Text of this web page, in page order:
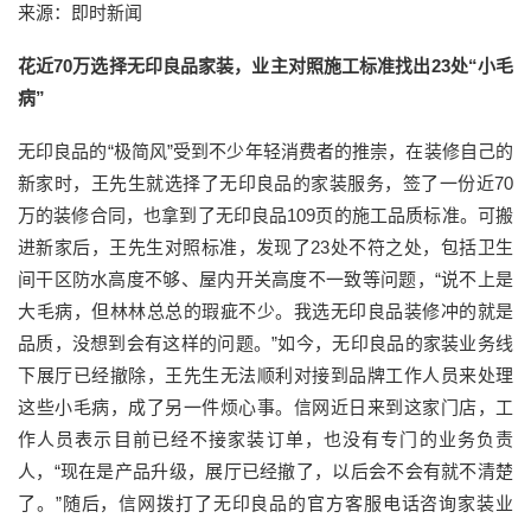
来源：即时新闻
花近70万选择无印良品家装，业主对照施工标准找出23处“小毛
病”
无印良品的“极简风”受到不少年轻消费者的推崇，在装修自己的
新家时，王先生就选择了无印良品的家装服务，签了一份近70
万的装修合同，也拿到了无印良品109页的施工品质标准。可搬
进新家后，王先生对照标准，发现了23处不符之处，包括卫生
间干区防水高度不够、屋内开关高度不一致等问题，“说不上是
大毛病，但林林总总的瑕疵不少。我选无印良品装修冲的就是
品质，没想到会有这样的问题。”如今，无印良品的家装业务线
下展厅已经撤除，王先生无法顺利对接到品牌工作人员来处理
这些小毛病，成了另一件烦心事。信网近日来到这家门店，工
作人员表示目前已经不接家装订单，也没有专门的业务负责
人，“现在是产品升级，展厅已经撤了，以后会不会有就不清楚
了。”随后，信网拨打了无印良品的官方客服电话咨询家装业